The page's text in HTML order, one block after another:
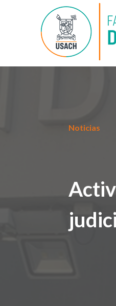
Noticias